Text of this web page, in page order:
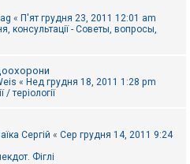
« П'ят грудня 23, 2011 12:01 am
консультації - Советы, вопросы,
« Нед грудня 18, 2011 1:28 pm
/ теріології
Сергій « Сер грудня 14, 2011 9:24
Фіглі